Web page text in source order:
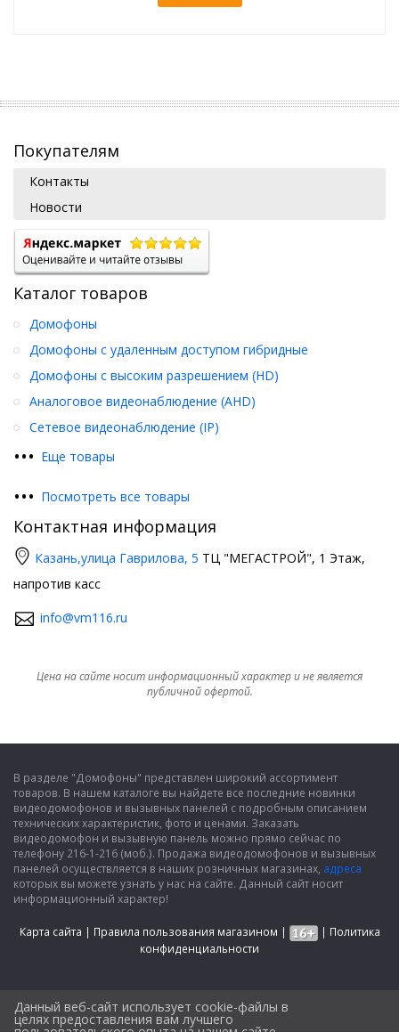
Покупателям
Контакты
Новости
Каталог товаров
••• Еще товары
Домофоны
Домофоны с удаленным доступом гибридные
Домофоны с высоким разрешением (HD)
Аналоговое видеонаблюдение (AHD)
Сетевое видеонаблюдение (IP)
••• Посмотреть все товары
Контактная информация
Казань,улица Гаврилова, 5 ТЦ "МЕГАСТРОЙ", 1 Этаж,
напротив касс
info@vm116.ru
Цена на сайте носит информационный характер и не является
публичной офертой.
В разделе "Домофоны" представлен широкий ассортимент
товаров. В нашем каталоге вы найдете все последние новинки
видеодомофонов и вызывных панелей с подробным описанием
технических характеристик, фото и ценами. Заказать
видеодомофон и вызывную панель можно прямо сейчас по
телефону 216-1-216 (моб.). Продажа видеодомофонов и вызывных
панелей осуществляется в наших розничных магазинах, адреса
которых вы можете узнать у нас на сайте. Данный сайт носит
информационный характер!
Карта сайта | Правила пользования магазином | | Политика
конфиденциальности
Данный веб-сайт использует cookie-файлы в
целях предоставления вам лучшего